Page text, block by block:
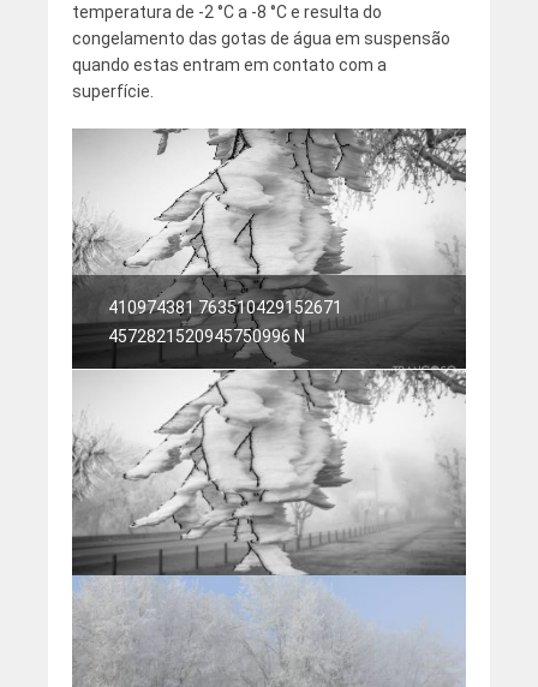
temperatura de -2 °C a -8 °C e resulta do
congelamento das gotas de água em suspensão
quando estas entram em contato com a
superfície.
410974381 763510429152671
4572821520945750996 N